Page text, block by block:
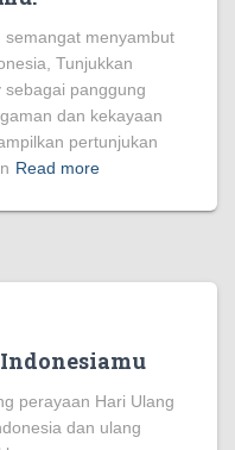
menyambut
Tunjukkan
panggung
dan kekayaan
pertunjukan
Read more
perayaan Hari Ulang
dan ulang